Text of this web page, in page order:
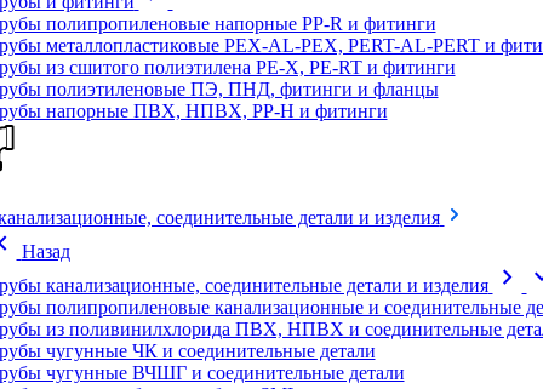
полипропиленовые напорные PP-R и фитинги
металлопластиковые PEX-AL-PEX, PERT-AL-PERT и
из сшитого полиэтилена PE-X, PE-RT и фитинги
полиэтиленовые ПЭ, ПНД, фитинги и фланцы
напорные ПВХ, НПВХ, PP-H и фитинги
соединительные детали и изделия
Назад
канализационные, соединительные детали и изделия
chevron_right
полипропиленовые канализационные и соединительные
из поливинилхлорида ПВХ, НПВХ и соединительные
чугунные ЧК и соединительные детали
чугунные ВЧШГ и соединительные детали